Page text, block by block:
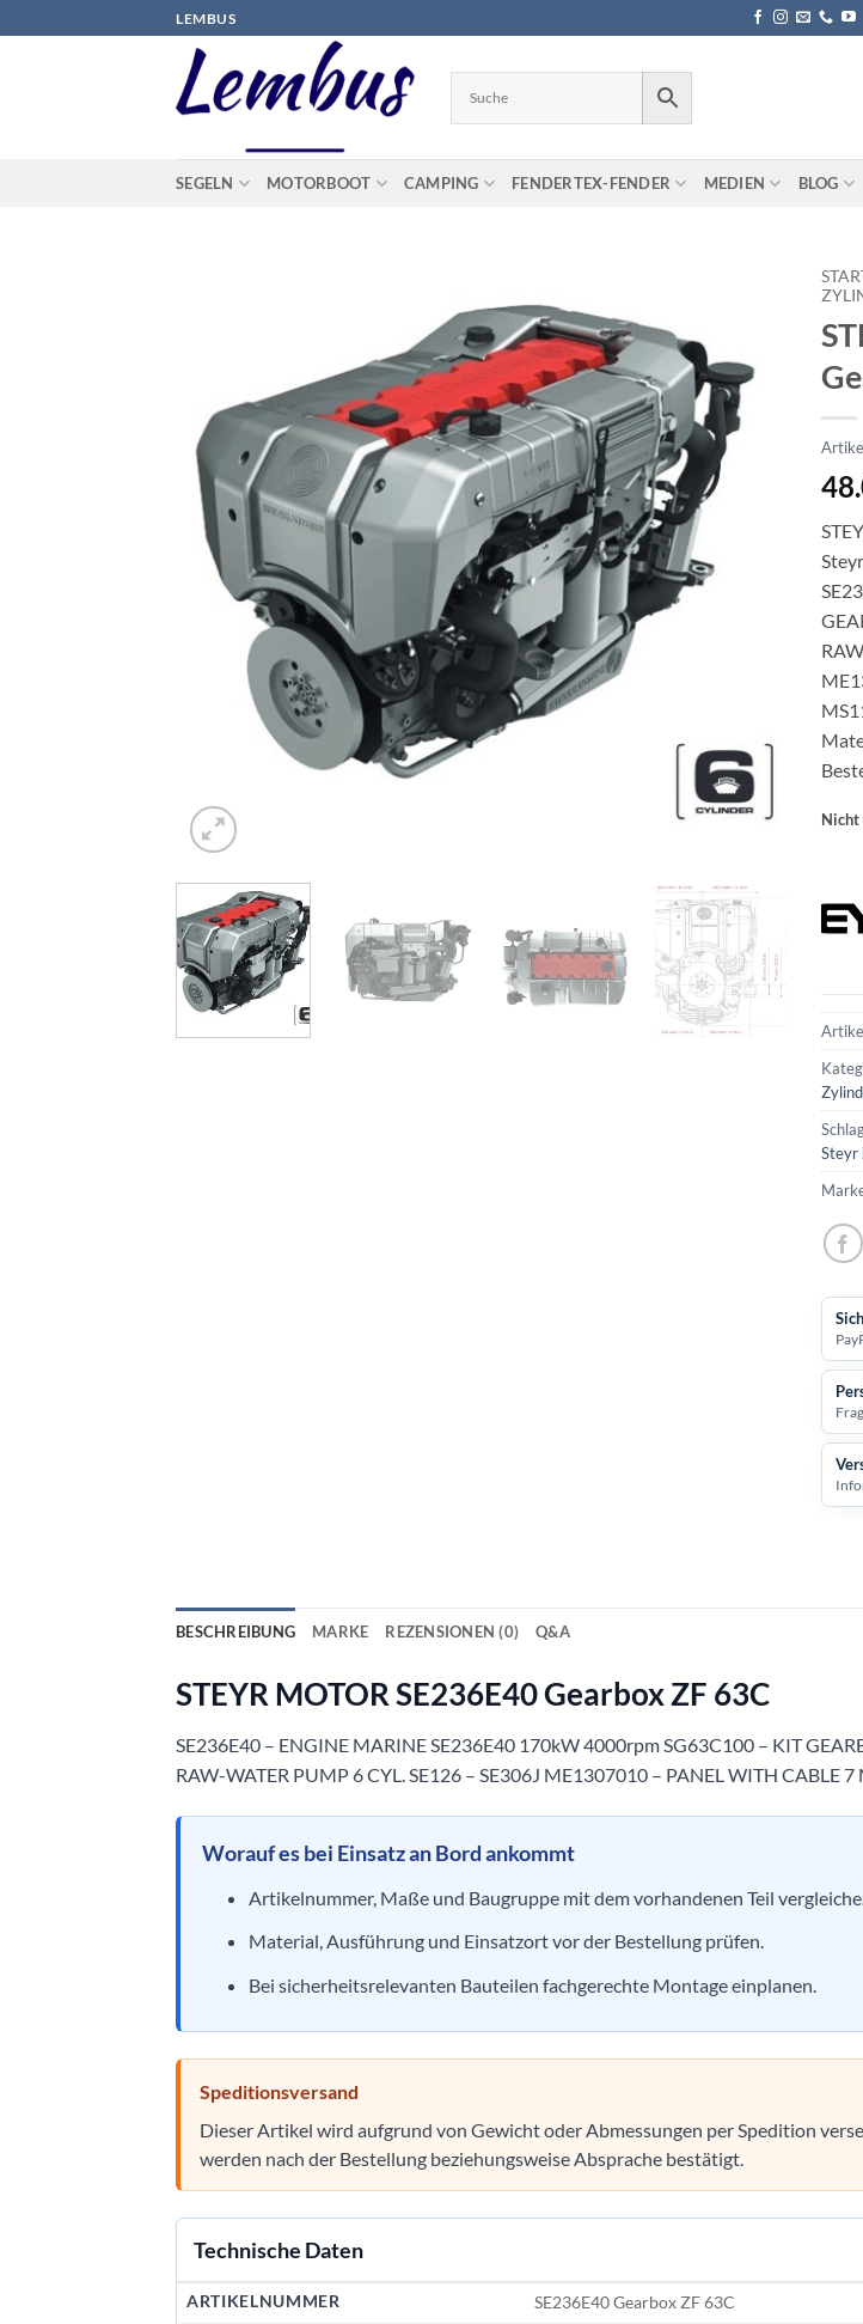
Inhalt
LEMBUS
SEGELN MOTORBOOT CAMPING FENDERTEX-FENDER MEDIEN BLOG
Steyr
BESCHREIBUNG MARKE REZENSIONEN (0) Q&A
STEYR MOTOR SE236E40 Gearbox ZF 63C
SE236E40 – ENGINE MARINE SE236E40 170kW 4000rpm SG63C100 – KIT
RAW-WATER PUMP 6 CYL. SE126 – SE306J ME1307010 – PANEL WITH CABLE 7
Worauf es bei Einsatz an Bord ankommt
Artikelnummer, Maße und Baugruppe mit dem vorhandenen Teil
Material, Ausführung und Einsatzort vor der Bestellung prüfen.
Bei sicherheitsrelevanten Bauteilen fachgerechte Montage einplanen.
Speditionsversand
Dieser Artikel wird aufgrund von Gewicht oder Abmessungen per Spedition
werden nach der Bestellung beziehungsweise Absprache bestätigt.
Technische Daten
ARTIKELNUMMER SE236E40 Gearbox ZF 63C